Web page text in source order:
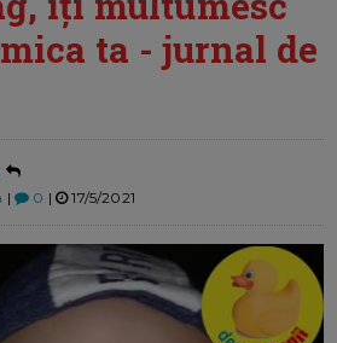
ta - jurnal de
| 0 | 17/5/2021